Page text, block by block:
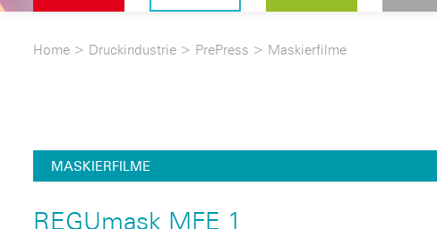
Home > Druckindustrie > PrePress > Maskierfilme
MASKIERFILME
REGUmask MFE 1